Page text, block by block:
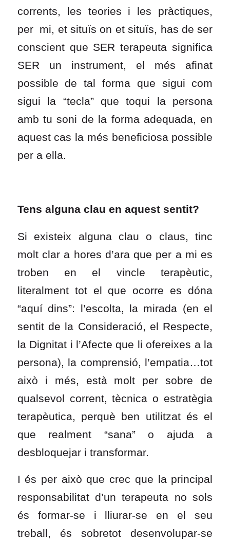
corrents, les teories i les pràctiques,
per mi, et situïs on et situïs, has de ser
conscient que SER terapeuta significa
SER un instrument, el més afinat
possible de tal forma que sigui com
sigui la “tecla” que toqui la persona
amb tu soni de la forma adequada, en
aquest cas la més beneficiosa possible
per a ella.
Tens alguna clau en aquest sentit?
Si existeix alguna clau o claus, tinc
molt clar a hores d’ara que per a mi es
troben en el vincle terapèutic,
literalment tot el que ocorre es dóna
“aquí dins”: l’escolta, la mirada (en el
sentit de la Consideració, el Respecte,
la Dignitat i l’Afecte que li ofereixes a la
persona), la comprensió, l’empatia…tot
això i més, està molt per sobre de
qualsevol corrent, tècnica o estratègia
terapèutica, perquè ben utilitzat és el
que realment “sana” o ajuda a
desbloquejar i transformar.
I és per això que crec que la principal
responsabilitat d’un terapeuta no sols
és formar-se i lliurar-se en el seu
treball, és sobretot desenvolupar-se